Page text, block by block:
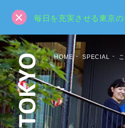
毎日を充実させる東京
HOME SPECIAL